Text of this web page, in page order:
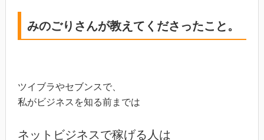
みのごりさんが教えてくださったこと。
ツイブラやセブンスで、
私がビジネスを知る前までは
ネットビジネスで稼げる人は